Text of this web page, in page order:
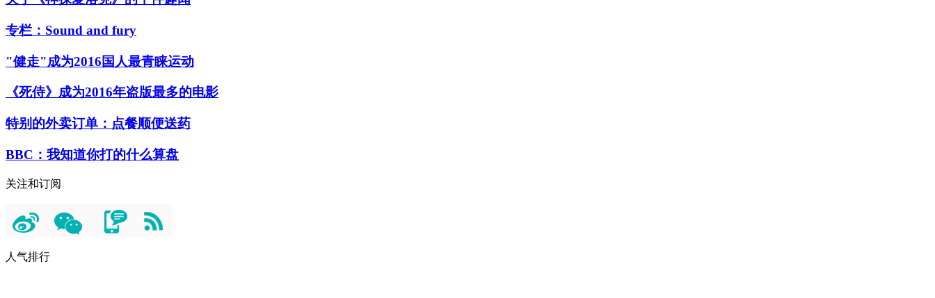
专栏：Sound and fury
"健走"成为2016国人最青睐运动
《死侍》成为2016年盗版最多的电影
特别的外卖订单：点餐顺便送药
BBC：我知道你打的什么算盘
关注和订阅
人气排行